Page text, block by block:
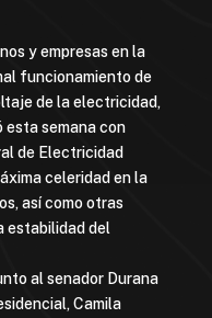
y empresas en la
funcionamiento de
de la electricidad,
esta semana con
de Electricidad
celeridad en la
así como otras
estabilidad del
al senador Durana
Camila